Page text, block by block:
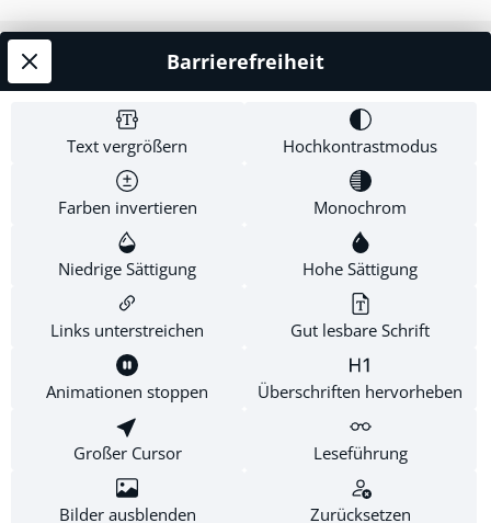
Service-Hotline
Shop Service
Informationen
Newsletter
Text vergrößern Hochkontrastmodus
Farben invertieren Monochrom
Niedrige Sättigung Hohe Sättigung
Links unterstreichen Gut lesbare Schrift
Animationen stoppen Überschriften hervorheben
Großer Cursor Leseführung
Bilder ausblenden Zurücksetzen
Barrierefreiheit
Diese Website verwendet Cookies, um eine bestmögliche
Erfahrung bieten zu können.
Nur technisch notwendige
Konfigurieren
Alle Cookies akzeptieren